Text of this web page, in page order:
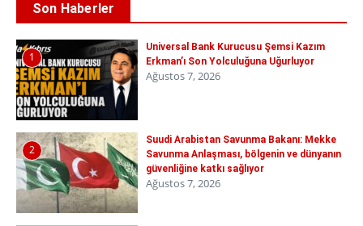
Son Haberler
1
Universal Bank Kurucusu Şemsi Kazım
Erkman’ı Son Yolculuğuna Uğurluyor
Ağustos 7, 2026
2
Suudi Arabistan Savunma Bakanı: Mekke
Savunma Anlaşması, bölgenin ve dünyanın
güvenliğine katkı sağlıyor
Ağustos 7, 2026